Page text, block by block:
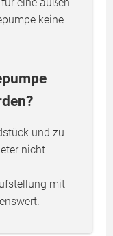
keine
und zu
nicht
mit